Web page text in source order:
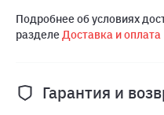
Подробнее об условиях
разделеДоставка и оплата
Гарантия и